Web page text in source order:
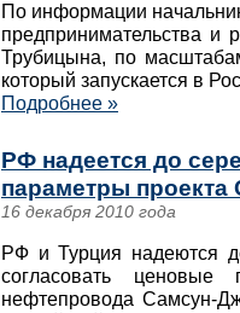
По информации
предпринимательства и
Трубицына, по
который запускается в
Подробнее »
РФ надеется до
параметры
16 декабря 2010 года
РФ и Турция надеются
согласовать ценовые
нефтепровода Самсун-